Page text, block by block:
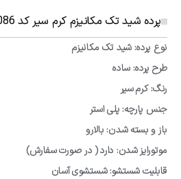
پرده شید تک مکانیزم کرم سیر کد 113086
نوع پرده: شید تک مکانیزم
طرح پرده: ساده
رنگ: کرم سیر
جنس پارچه: پلی استر
باز و بسته شدن: بالارو
موتورایز شدن: دارد ( در صورت سفارش)
قابلیت شستشو: شستشوی آسان